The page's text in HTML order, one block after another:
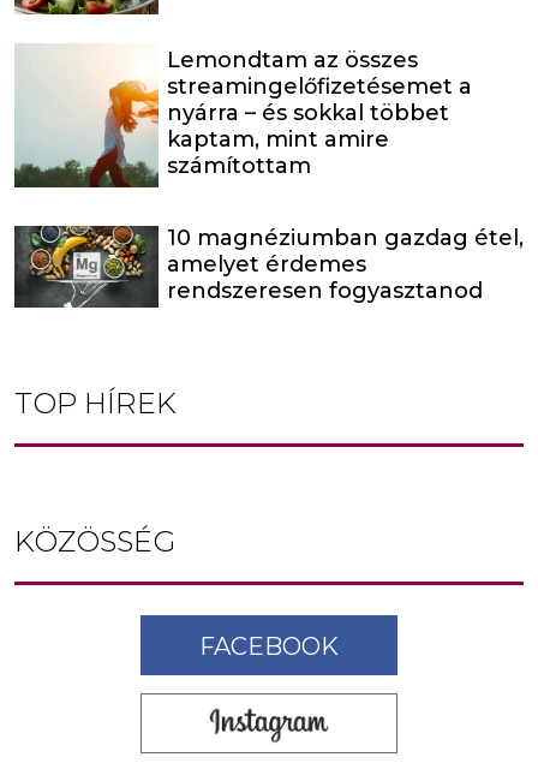
Lemondtam az összes
streamingelőfizetésemet a
nyárra – és sokkal többet
kaptam, mint amire
számítottam
10 magnéziumban gazdag étel,
amelyet érdemes
rendszeresen fogyasztanod
TOP HÍREK
KÖZÖSSÉG
FACEBOOK